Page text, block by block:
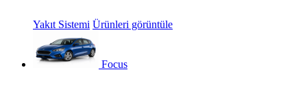
Yakıt Sistemi Ürünleri görüntüle
Focus